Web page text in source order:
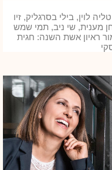
לוין, בילי בסרגליק, זיו
חן מענית, שי ניב, תמי שמש
ראיון אשת השנה: חגית